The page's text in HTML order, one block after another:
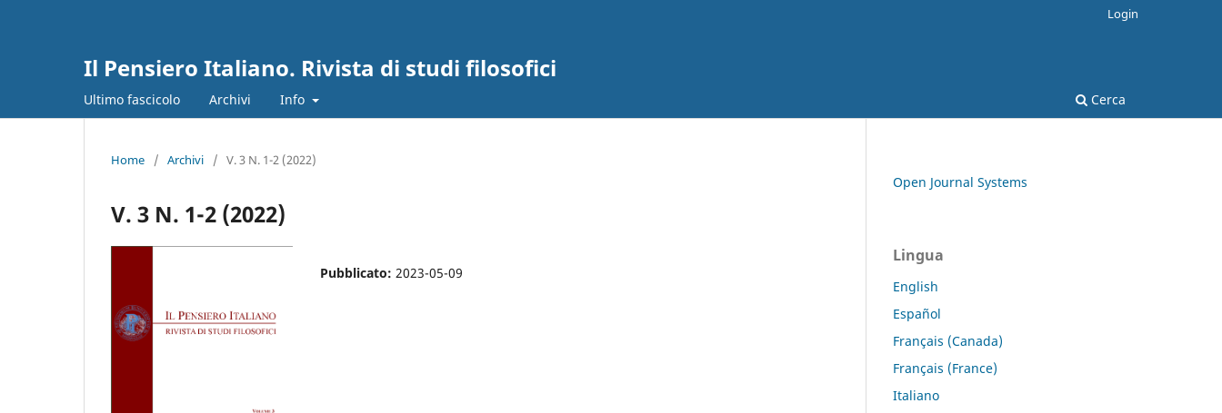
Il Pensiero Italiano. Rivista di studi filosofici
Ultimo fascicolo Archivi Info Cerca
Login
Home / Archivi / V. 3 N. 1-2 (2022)
V. 3 N. 1-2 (2022)
Pubblicato: 2023-05-09
Open Journal Systems
Lingua
English
Español
Français (Canada)
Français (France)
Italiano